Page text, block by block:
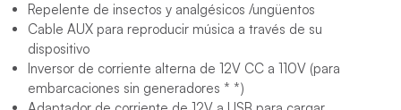
Repelente de insectos y analgésicos /ungüentos
Cable AUX para reproducir música a través de su
dispositivo
Inversor de corriente alterna de 12V CC a 110V (para
embarcaciones sin generadores * *)